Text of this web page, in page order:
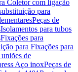
Coletor com ligação
para
Peças de
Isolamentos para tubos
Fixações para
para Fixações para
de
Aço inoxPeças de